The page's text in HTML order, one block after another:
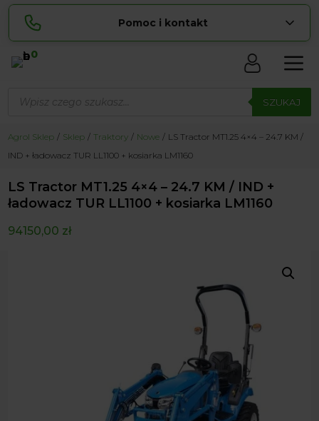
Pomoc i kontakt
Sylwia
pokaż numer
729 856 ... pokaż numer
biuro@ ... pokaż e-mail
0
produktów SZUKAJ
Agrol Sklep Sklep Traktory Nowe
LS Tractor MT1.25 4×4 – 24.7 KM /
IND + ładowacz TUR LL1100 + kosiarka LM1160
LS Tractor MT1.25 4×4 – 24.7 KM / IND +
ładowacz TUR LL1100 + kosiarka LM1160
94150,00 zł